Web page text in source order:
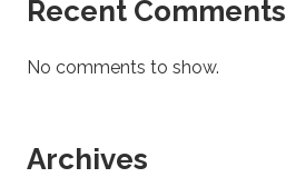
Recent Comments
No comments to show.
Archives